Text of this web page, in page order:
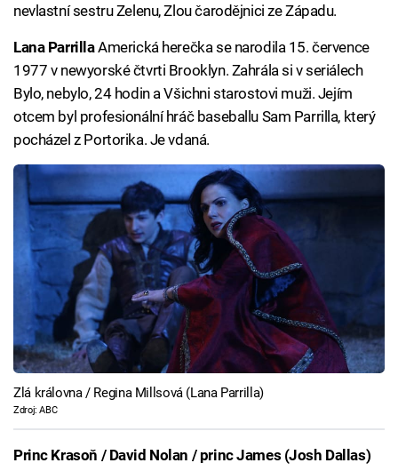
nevlastní sestru Zelenu, Zlou čarodějnici ze Západu.
Lana ParrillaAmerická herečka se narodila 15. července
1977 v newyorské čtvrti Brooklyn. Zahrála si v seriálech
Bylo, nebylo, 24 hodin a Všichni starostovi muži. Jejím
otcem byl profesionální hráč baseballu Sam Parrilla, který
pocházel z Portorika. Je vdaná.
Zlá královna / Regina Millsová (Lana Parrilla)
Zdroj: ABC
Princ Krasoň / David Nolan / princ James (Josh Dallas)